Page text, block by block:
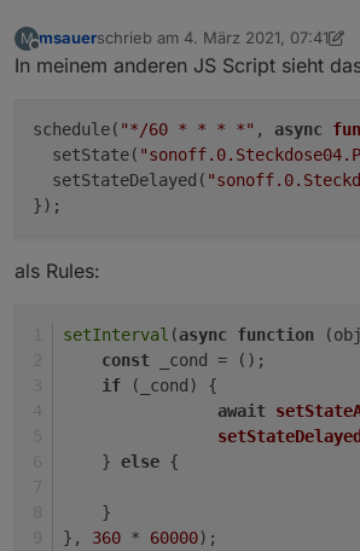
M
Offline
msauerschrieb am 4. März 2021, 07:41
zuletzt editiert von msauer3. Apr.
In meinem anderen JS Script sieht
schedule( "*/60 * * * *" , async
  setState(
  setStateDelayed(
als Rules:
setInterval (async function (obj
const _cond = ();
if (_cond) {
await
setStateDelayed
    }
else {
    }
}, 360 * 60000);